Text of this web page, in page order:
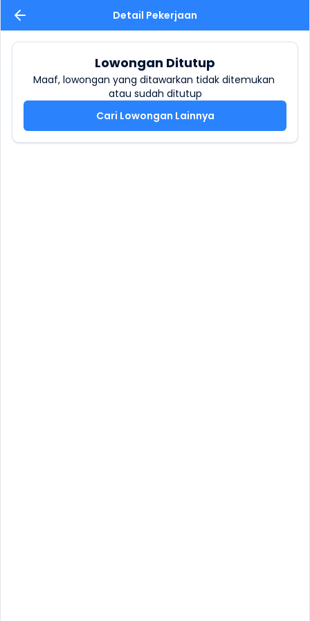
Detail Pekerjaan
Lowongan Ditutup
Maaf, lowongan yang ditawarkan tidak ditemukan
atau sudah ditutup
Cari Lowongan Lainnya